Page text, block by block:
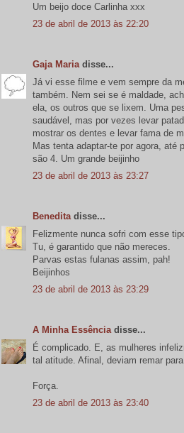
Um beijo doce Carlinha xxx
23 de abril de 2013 às 22:20
Gaja Mariadisse...
Já vi esse filme e vem sempre da
também. Nem sei se é maldade,
ela, os outros que se lixem. Uma
saudável, mas por vezes levar
mostrar os dentes e levar fama de
Mas tenta adaptar-te por agora, até
são 4. Um grande beijinho
23 de abril de 2013 às 23:27
Beneditadisse...
Felizmente nunca sofri com esse
Tu, é garantido que não mereces.
Parvas estas fulanas assim, pah!
Beijinhos
23 de abril de 2013 às 23:29
A Minha Essênciadisse...
É complicado. E, as mulheres
tal atitude. Afinal, deviam remar
Força.
23 de abril de 2013 às 23:40